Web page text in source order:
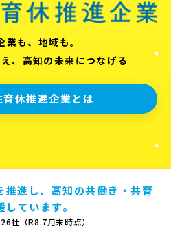
業も、地域も。
、高知の未来につなげる
育休推進企業とは
推進し、高知の共働き・共育
しています。
社（R8.7月末時点）